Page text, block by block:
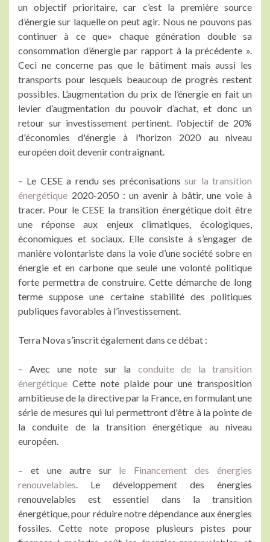
un objectif prioritaire, car c’est la première source
d’énergie sur laquelle on peut agir. Nous ne pouvons pas
continuer à ce que» chaque génération double sa
consommation d’énergie par rapport à la précédente ».
Ceci ne concerne pas que le bâtiment mais aussi les
transports pour lesquels beaucoup de progrès restent
possibles. L’augmentation du prix de l’énergie en fait un
levier d’augmentation du pouvoir d’achat, et donc un
retour sur investissement pertinent. l'objectif de 20%
d'économies d'énergie à l'horizon 2020 au niveau
européen doit devenir contraignant.
– Le CESE a rendu ses préconisationssur la transition
énergétique 2020-2050 : un avenir à bâtir, une voie à
tracer. Pour le CESE la transition énergétique doit être
une réponse aux enjeux climatiques, écologiques,
économiques et sociaux. Elle consiste à s’engager de
manière volontariste dans la voie d’une société sobre en
énergie et en carbone que seule une volonté politique
forte permettra de construire. Cette démarche de long
terme suppose une certaine stabilité des politiques
publiques favorables à l’investissement.
Terra Nova s’inscrit également dans ce débat :
– Avec une note sur la conduite de la transition
énergétique Cette note plaide pour une transposition
ambitieuse de la directive par la France, en formulant une
série de mesures qui lui permettront d'être à la pointe de
la conduite de la transition énergétique au niveau
européen.
– et une autre sur le Financement des énergies
renouvelables. Le développement des énergies
renouvelables est essentiel dans la transition
énergétique, pour réduire notre dépendance aux énergies
fossiles. Cette note propose plusieurs pistes pour